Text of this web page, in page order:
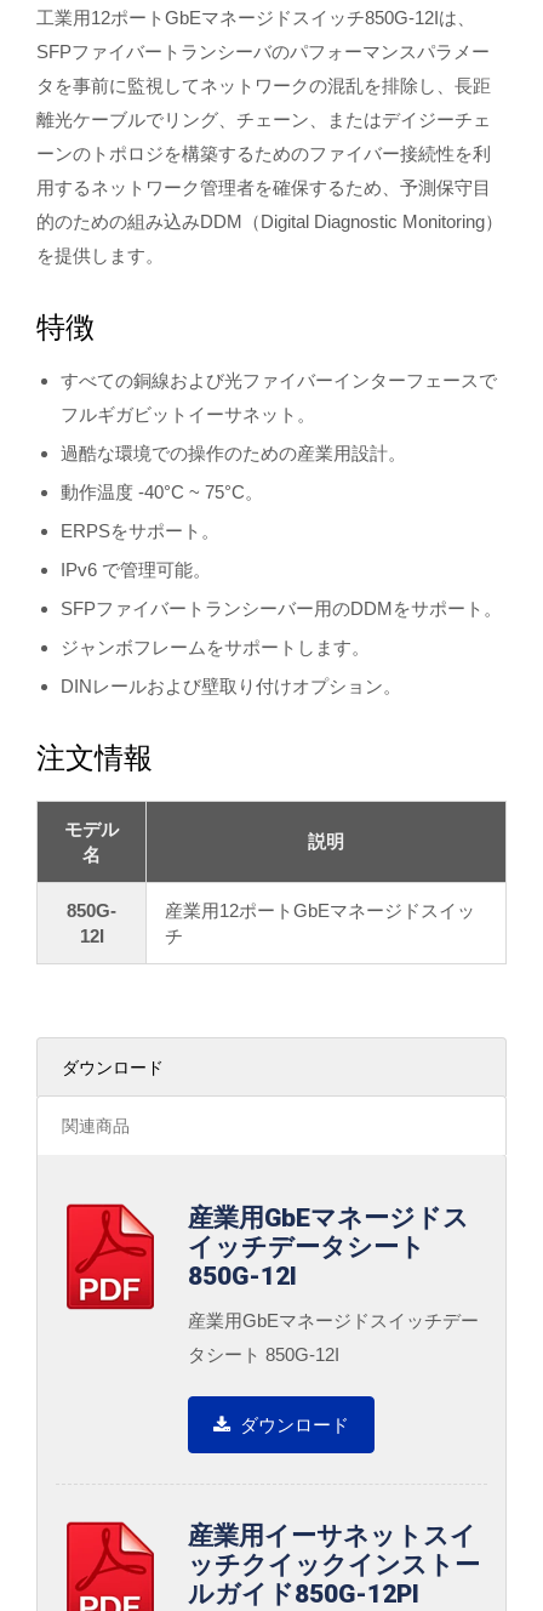
工業用12ポートGbEマネージドスイッチ850G-12Iは、
SFPファイバートランシーバのパフォーマンスパラメー
タを事前に監視してネットワークの混乱を排除し、長距
離光ケーブルでリング、チェーン、またはデイジーチェ
ーンのトポロジを構築するためのファイバー接続性を利
用するネットワーク管理者を確保するため、予測保守目
的のための組み込みDDM（Digital Diagnostic Monitoring）
を提供します。
特徴
すべての銅線および光ファイバーインターフェースで
フルギガビットイーサネット。
過酷な環境での操作のための産業用設計。
動作温度 -40°C ~ 75°C。
ERPSをサポート。
IPv6 で管理可能。
SFPファイバートランシーバー用のDDMをサポート。
ジャンボフレームをサポートします。
DINレールおよび壁取り付けオプション。
注文情報
モデル
名
説明
850G-
12I
産業用12ポートGbEマネージドスイッ
チ
ダウンロード
関連商品
産業用GbEマネージドス
イッチデータシート
850G-12I
産業用GbEマネージドスイッチデー
タシート 850G-12I
ダウンロード
産業用イーサネットスイ
ッチクイックインストー
ルガイド850G-12PI